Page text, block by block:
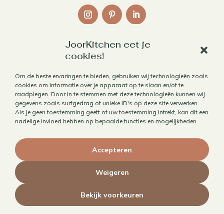
JoorKitchen eet je
cookies!
Om de beste ervaringen te bieden, gebruiken wij technologieën zoals
cookies om informatie over je apparaat op te slaan en/of te
raadplegen. Door in te stemmen met deze technologieën kunnen wij
gegevens zoals surfgedrag of unieke ID's op deze site verwerken.
Als je geen toestemming geeft of uw toestemming intrekt, kan dit een
nadelige invloed hebben op bepaalde functies en mogelijkheden.
Accepteren
Weigeren
Bekijk voorkeuren
Contact
Algemene voorwaarden
Privacybeleid
© 2010 - 2026 JoorKitchen | Website doorMaaike Maakt